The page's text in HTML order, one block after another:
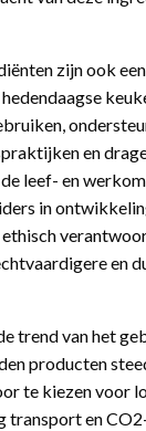
zijn ook
en
leef- en
in
en
trend van het
producten
te kiezen voor
transport en